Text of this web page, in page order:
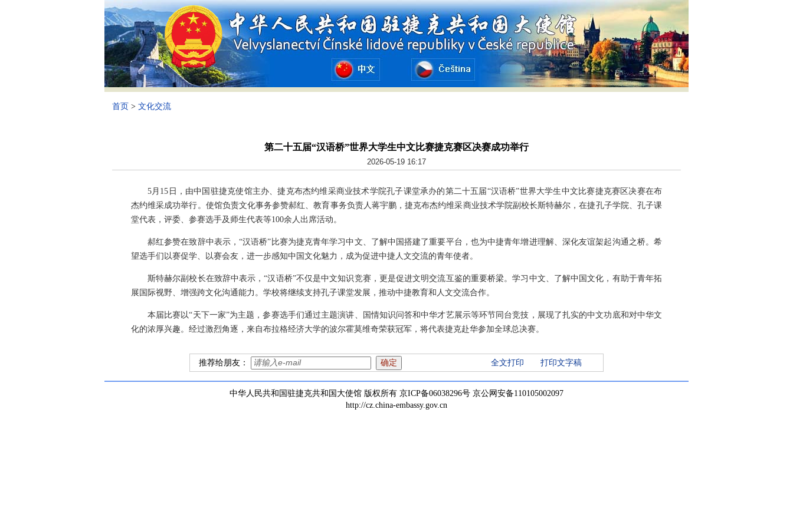
首页 > 文化交流
第二十五届“汉语桥”世界大学生中文比赛捷克赛区决赛成功举行
2026-05-19 16:17
5月15日，由中国驻捷克使馆主办、捷克布杰约维采商业技术学院孔子课堂承办的第二十五届“汉语桥”世界大学生中文比赛捷克赛区决赛在布
杰约维采成功举行。使馆负责文化事务参赞郝红、教育事务负责人蒋宇鹏，捷克布杰约维采商业技术学院副校长斯特赫尔，在捷孔子学院、孔子课
堂代表，评委、参赛选手及师生代表等100余人出席活动。
郝红参赞在致辞中表示，“汉语桥”比赛为捷克青年学习中文、了解中国搭建了重要平台，也为中捷青年增进理解、深化友谊架起沟通之桥。希
望选手们以赛促学、以赛会友，进一步感知中国文化魅力，成为促进中捷人文交流的青年使者。
斯特赫尔副校长在致辞中表示，“汉语桥”不仅是中文知识竞赛，更是促进文明交流互鉴的重要桥梁。学习中文、了解中国文化，有助于青年拓
展国际视野、增强跨文化沟通能力。学校将继续支持孔子课堂发展，推动中捷教育和人文交流合作。
本届比赛以“天下一家”为主题，参赛选手们通过主题演讲、国情知识问答和中华才艺展示等环节同台竞技，展现了扎实的中文功底和对中华文
化的浓厚兴趣。经过激烈角逐，来自布拉格经济大学的波尔霍莫维奇荣获冠军，将代表捷克赴华参加全球总决赛。
推荐给朋友： 全文打印 打印文字稿
中华人民共和国驻捷克共和国大使馆 版权所有 京ICP备06038296号 京公网安备110105002097
http://cz.china-embassy.gov.cn